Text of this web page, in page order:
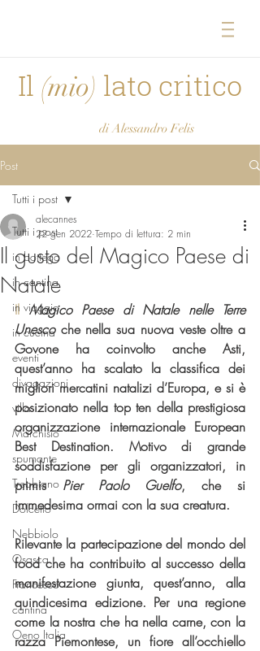
Il (mio) lato critico
di Alessandro Felis
Post
Tutti i post
in bottega
in cantina
in viaggio
in cucina
eventi
divagazioni
villa
Marchisio
spumante
Trebbiano
Dolcetto
Nebbiolo
Osasca
Francesco
cantina
Oeno Italia
Tutti i post
Il gusto del Magico Paese di
Natale
alecannes
22 gen 2022 Tempo di lettura: 2 min
Il Magico Paese di Natale nelle Terre
Unesco che nella sua nuova veste oltre a
Govone ha coinvolto anche Asti,
quest’anno ha scalato la classifica dei
migliori mercatini natalizi d’Europa, e si è
posizionato nella top ten della prestigiosa
organizzazione internazionale European
Best Destination. Motivo di grande
soddisfazione per gli organizzatori, in
primis Pier Paolo Guelfo, che si
immedesima ormai con la sua creatura.
Rilevante la partecipazione del mondo del
food che ha contribuito al successo della
manifestazione giunta, quest’anno, alla
quindicesima edizione. Per una regione
come la nostra che ha nella carne, con la
razza Piemontese, un fiore all’occhiello